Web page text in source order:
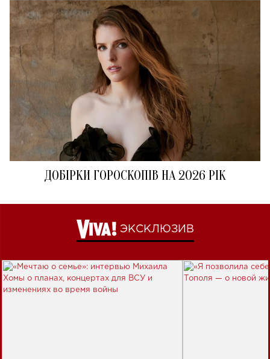
ДОБІРКИ ГОРОСКОПІВ НА 2026 РІК
ЭКСКЛЮЗИВ